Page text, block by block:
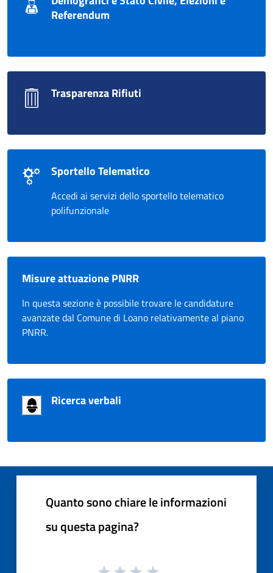
Referendum
Trasparenza Rifiuti
Sportello Telematico
Accedi ai servizi dello sportello telematico
polifunzionale
Misure attuazione PNRR
In questa sezione è possibile trovare le candidature
avanzate dal Comune di Loano relativamente al piano
PNRR.
Ricerca verbali
Quanto sono chiare le informazioni
su questa pagina?